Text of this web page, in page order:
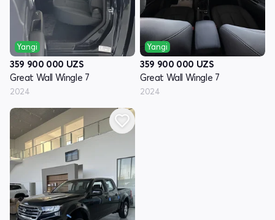
Yangi
359 900 000 UZS
Great Wall Wingle 7
2024
Yangi
359 900 000 UZS
Great Wall Wingle 7
2024